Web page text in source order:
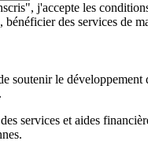
j'accepte les
bénéficier des services de
soutenir le développement
.
services et aides